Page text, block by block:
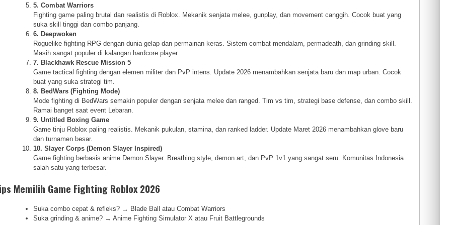
5. Combat Warriors
Fighting game paling brutal dan realistis di Roblox. Mekanik senjata melee, gunplay, dan movement canggih. Cocok buat yang
suka skill tinggi dan combo panjang.
6. Deepwoken
Roguelike fighting RPG dengan dunia gelap dan permainan keras. Sistem combat mendalam, permadeath, dan grinding skill.
Masih sangat populer di kalangan hardcore player.
7. Blackhawk Rescue Mission 5
Game tactical fighting dengan elemen militer dan PvP intens. Update 2026 menambahkan senjata baru dan map urban. Cocok
buat yang suka strategi tim.
8. BedWars (Fighting Mode)
Mode fighting di BedWars semakin populer dengan senjata melee dan ranged. Tim vs tim, strategi base defense, dan combo skill.
Ramai banget saat event Lebaran.
9. Untitled Boxing Game
Game tinju Roblox paling realistis. Mekanik pukulan, stamina, dan ranked ladder. Update Maret 2026 menambahkan glove baru
dan turnamen besar.
10. Slayer Corps (Demon Slayer Inspired)
Game fighting berbasis anime Demon Slayer. Breathing style, demon art, dan PvP 1v1 yang sangat seru. Komunitas Indonesia
salah satu yang terbesar.
Memilih Game Fighting Roblox 2026
Suka combo cepat & refleks? → Blade Ball atau Combat Warriors
Suka grinding & anime? → Anime Fighting Simulator X atau Fruit Battlegrounds